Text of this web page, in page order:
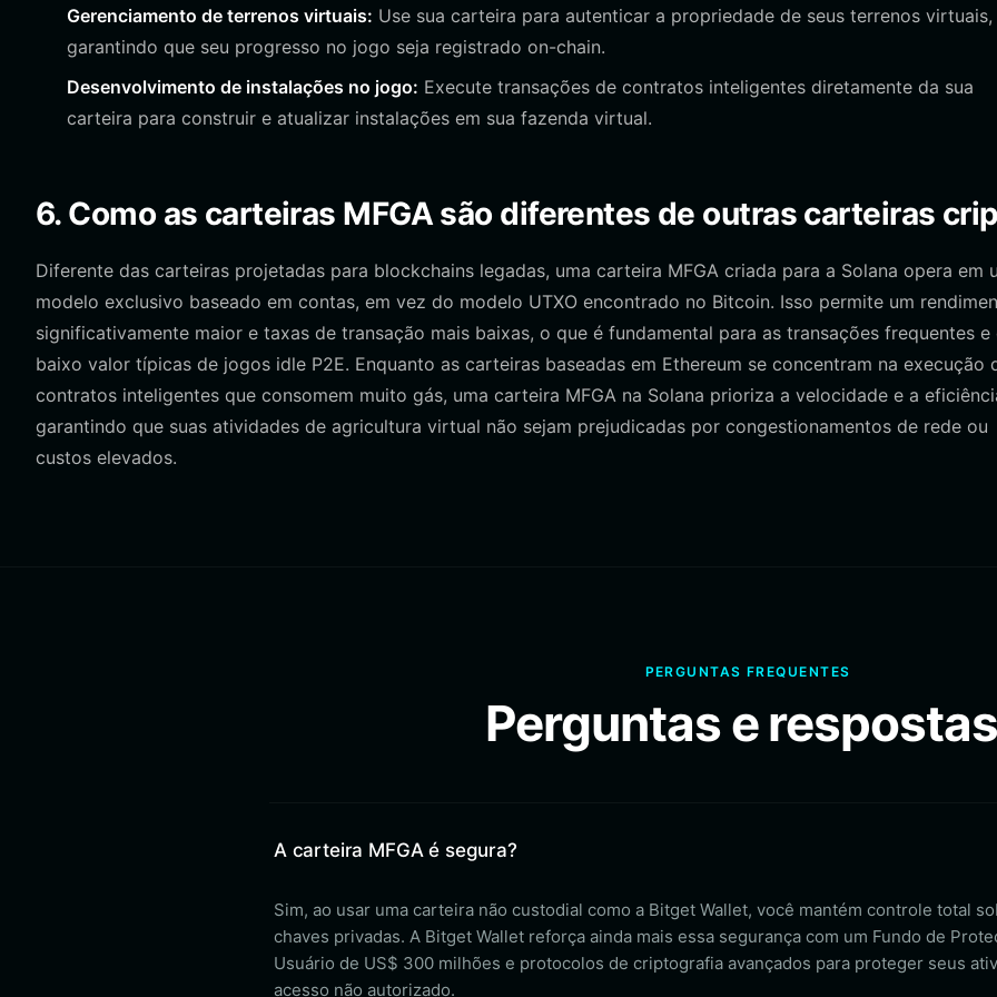
Gerenciamento de terrenos virtuais: Use sua carteira para autenticar a propriedade de seus terrenos virtuais,
garantindo que seu progresso no jogo seja registrado on-chain.
Desenvolvimento de instalações no jogo: Execute transações de contratos inteligentes diretamente da sua
carteira para construir e atualizar instalações em sua fazenda virtual.
6. Como as carteiras MFGA são diferentes de outras carteiras
Diferente das carteiras projetadas para blockchains legadas, uma carteira MFGA criada para a Solana opera em
modelo exclusivo baseado em contas, em vez do modelo UTXO encontrado no Bitcoin. Isso permite um
significativamente maior e taxas de transação mais baixas, o que é fundamental para as transações frequentes e
baixo valor típicas de jogos idle P2E. Enquanto as carteiras baseadas em Ethereum se concentram na execução
contratos inteligentes que consomem muito gás, uma carteira MFGA na Solana prioriza a velocidade e a
garantindo que suas atividades de agricultura virtual não sejam prejudicadas por congestionamentos de rede ou
custos elevados.
PERGUNTAS FREQUENTES
Perguntas e
A carteira MFGA é segura?
Sim, ao usar uma carteira não custodial como a Bitget Wallet, você mantém controle total
chaves privadas. A Bitget Wallet reforça ainda mais essa segurança com um Fundo de
Usuário de US$ 300 milhões e protocolos de criptografia avançados para proteger seus
acesso não autorizado.